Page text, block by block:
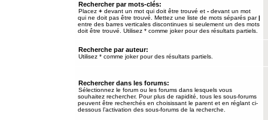
Rechercher par mots-clés:
Placez + devant un mot qui doit être trouvé et - devant un mot
qui ne doit pas être trouvé. Mettez une liste de mots séparés par|
entre des barres verticales discontinues si seulement un des mots
doit être trouvé. Utilisez * comme joker pour des résultats partiels.
Recherche par auteur:
Utilisez * comme joker pour des résultats partiels.
Rechercher dans les forums:
Sélectionnez le forum ou les forums dans lesquels vous
souhaitez rechercher. Pour plus de rapidité, tous les sous-forums
peuvent être recherchés en choisissant le parent et en réglant ci-
dessous l’activation des sous-forums de la recherche.